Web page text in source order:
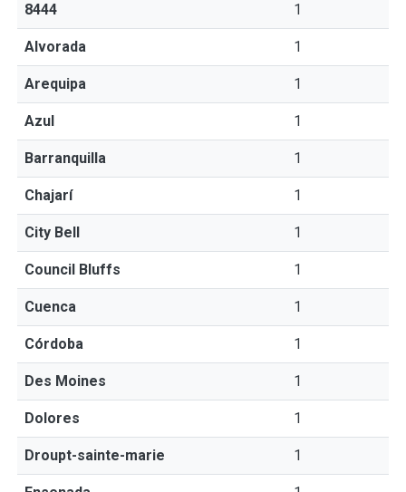
8444 1
Alvorada 1
Arequipa 1
Azul 1
Barranquilla 1
Chajarí 1
City Bell 1
Council Bluffs 1
Cuenca 1
Córdoba 1
Des Moines 1
Dolores 1
Droupt-sainte-marie 1